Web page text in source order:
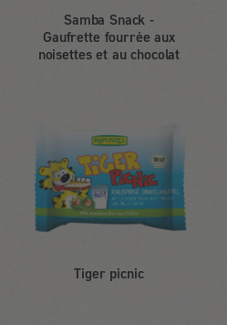
Samba Snack -
Gaufrette fourrée aux
noisettes et au chocolat
Tiger picnic